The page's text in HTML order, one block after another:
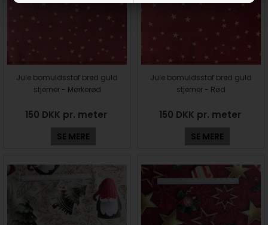
Jule bomuldsstof bred guld
stjerner - Mørkerød
150 DKK pr. meter
SE MERE
Jule bomuldsstof bred guld
stjerner - Rød
150 DKK pr. meter
SE MERE